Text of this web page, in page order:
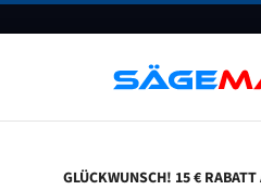
FAQ
GLÜCKWUNSCH! 15 €